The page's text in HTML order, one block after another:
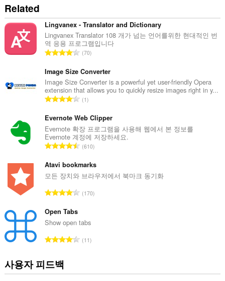
Related
Lingvanex - Translator and Dictionary
Lingvanex Translator 108 개가 넘는 언어를위한 현대적인 번
역 응용 프로그램입니다
총
급
수
:
70
Image Size Converter
Image Size Converter is a powerful yet user-friendly Opera
extension that allows you to quickly resize images right in y...
총
급
수
:
1
Evernote Web Clipper
Evernote 확장 프로그램을 사용해 웹에서 본 정보를
Evernote 계정에 저장하세요.
총
급
수
610
Atavi bookmarks
모든 장치와 브라우저에서 북마크 동기화
총
수
170
Open Tabs
Show open tabs
총11
사용자 피드백